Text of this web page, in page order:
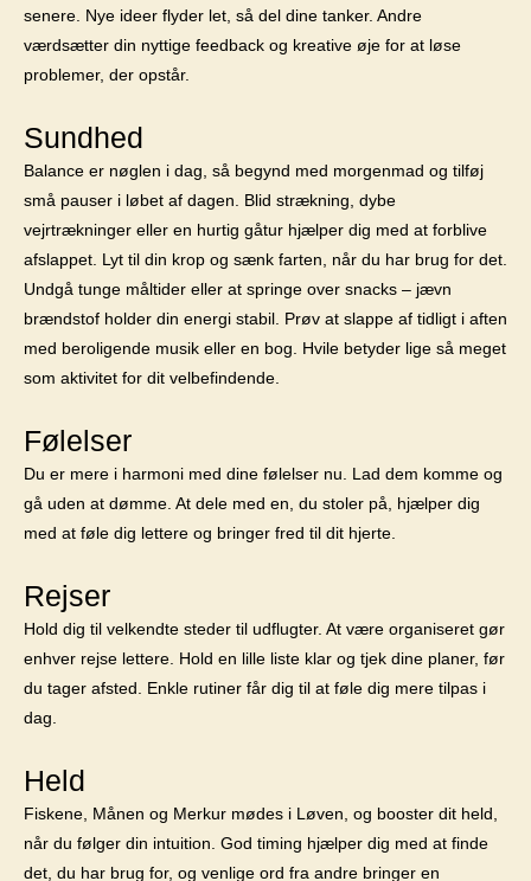
senere. Nye ideer flyder let, så del dine tanker. Andre
værdsætter din nyttige feedback og kreative øje for at løse
problemer, der opstår.
Sundhed
Balance er nøglen i dag, så begynd med morgenmad og tilføj
små pauser i løbet af dagen. Blid strækning, dybe
vejrtrækninger eller en hurtig gåtur hjælper dig med at forblive
afslappet. Lyt til din krop og sænk farten, når du har brug for det.
Undgå tunge måltider eller at springe over snacks – jævn
brændstof holder din energi stabil. Prøv at slappe af tidligt i aften
med beroligende musik eller en bog. Hvile betyder lige så meget
som aktivitet for dit velbefindende.
Følelser
Du er mere i harmoni med dine følelser nu. Lad dem komme og
gå uden at dømme. At dele med en, du stoler på, hjælper dig
med at føle dig lettere og bringer fred til dit hjerte.
Rejser
Hold dig til velkendte steder til udflugter. At være organiseret gør
enhver rejse lettere. Hold en lille liste klar og tjek dine planer, før
du tager afsted. Enkle rutiner får dig til at føle dig mere tilpas i
dag.
Held
Fiskene, Månen og Merkur mødes i Løven, og booster dit held,
når du følger din intuition. God timing hjælper dig med at finde
det, du har brug for, og venlige ord fra andre bringer en